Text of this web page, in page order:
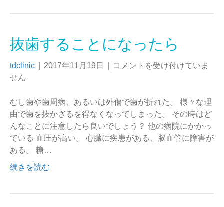
抜歯することになったら
tdclinic 2017年11月19日
コメントを受け付けていま
せん
むし歯や歯周病、あるいは外傷で歯が折れた。 様々な理
由で歯を抜かざるを得なくなってしまった。 その時はど
んなことに注意したら良いでしょう？ 他の病院にかかっ
ている 血圧が高い。 心臓に疾患がある、脳血管に障害が
ある。 糖…
続きを読む